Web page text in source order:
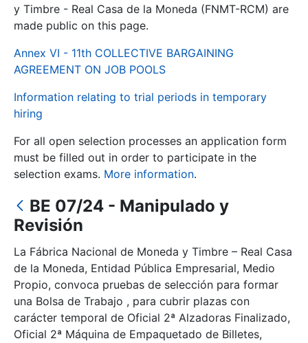
Show/Hide
Show/Hide
Show/Hide
Show/Hide
y Timbre - Real Casa de la Moneda (FNMT-RCM) are
made public on this page.
Annex VI - 11th COLLECTIVE BARGAINING
AGREEMENT ON JOB POOLS
Information relating to trial periods in temporary
hiring
For all open selection processes an application form
must be filled out in order to participate in the
selection exams. More information.
BE 07/24 - Manipulado y
Revisión
La Fábrica Nacional de Moneda y Timbre – Real Casa
de la Moneda, Entidad Pública Empresarial, Medio
Propio, convoca pruebas de selección para formar
una Bolsa de Trabajo , para cubrir plazas con
carácter temporal de Oficial 2ª Alzadoras Finalizado,
Oficial 2ª Máquina de Empaquetado de Billetes,